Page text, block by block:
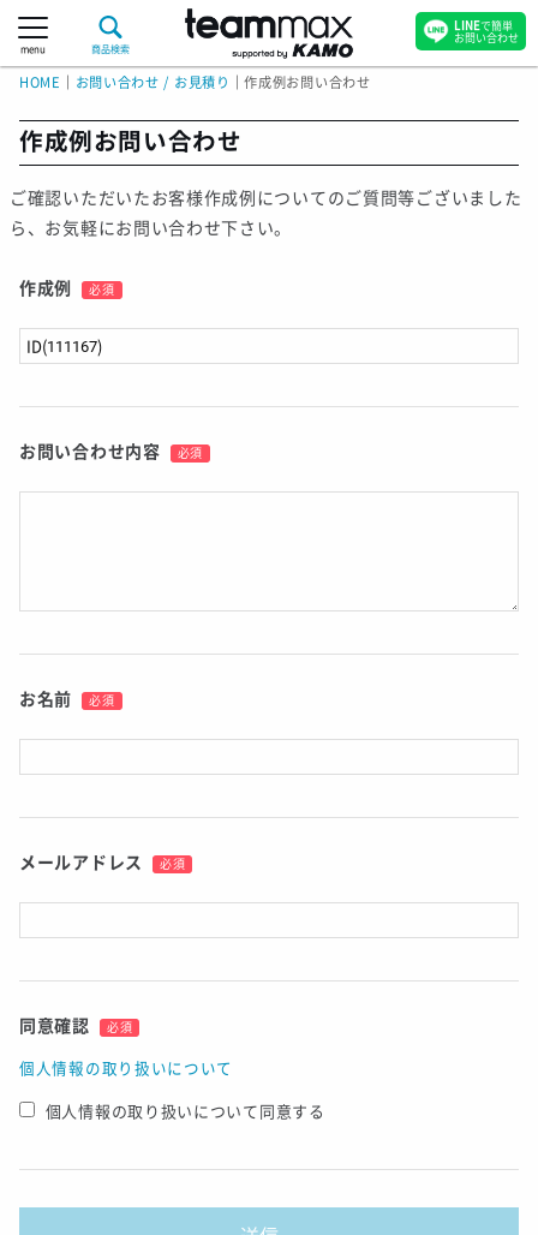
menu 商品検索
HOME お問い合わせ / お見積り ｜作成例お問い合わせ
作成例お問い合わせ
ご確認いただいたお客様作成例についてのご質問等ございました
ら、お気軽にお問い合わせ下さい。
作成例 必須
お問い合わせ内容 必須
お名前 必須
メールアドレス 必須
同意確認 必須
個人情報の取り扱いについて
個人情報の取り扱いについて同意する
LINEで簡単
お問い合わせ